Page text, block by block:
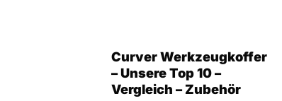
Curver Werkzeugkoffer
– Unsere Top 10 –
Vergleich – Zubehör